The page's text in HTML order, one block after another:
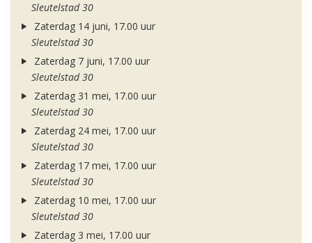
Sleutelstad 30
Zaterdag 14 juni, 17.00 uur
Sleutelstad 30
Zaterdag 7 juni, 17.00 uur
Sleutelstad 30
Zaterdag 31 mei, 17.00 uur
Sleutelstad 30
Zaterdag 24 mei, 17.00 uur
Sleutelstad 30
Zaterdag 17 mei, 17.00 uur
Sleutelstad 30
Zaterdag 10 mei, 17.00 uur
Sleutelstad 30
Zaterdag 3 mei, 17.00 uur